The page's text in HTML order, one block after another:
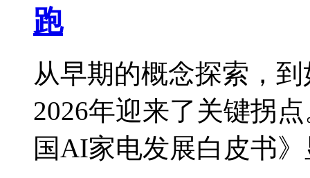
跑
从早期的概念探索，
2026年迎来了关键拐
国AI家电发展白皮书